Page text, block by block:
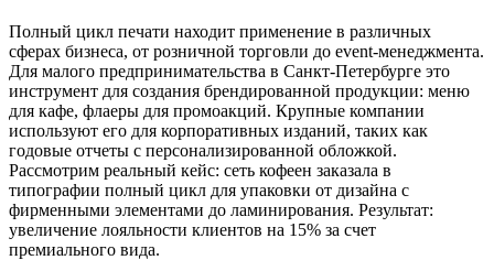
Полный цикл печати находит применение в различных
сферах бизнеса, от розничной торговли до event-менеджмента.
Для малого предпринимательства в Санкт-Петербурге это
инструмент для создания брендированной продукции: меню
для кафе, флаеры для промоакций. Крупные компании
используют его для корпоративных изданий, таких как
годовые отчеты с персонализированной обложкой.
Рассмотрим реальный кейс: сеть кофеен заказала в
типографии полный цикл для упаковки от дизайна с
фирменными элементами до ламинирования. Результат:
увеличение лояльности клиентов на 15% за счет
премиального вида.